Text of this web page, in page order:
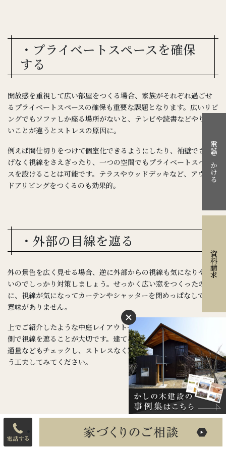
・プライベートスペースを確保
する
開放感を重視して広い部屋をつくる場合、家族がそれぞれ過ごせ
るプライベートスペースの確保も重要な課題となります。広いリビ
ングでもソファしか座る場所がないと、テレビや読書などやりた
いことが違うとストレスの原因に。
例えば間仕切りをつけて個室化できるようにしたり、袖壁でさり
げなく視線をさえぎったり、一つの空間でもプライベートスペー
スを設けることは可能です。テラスやウッドデッキなど、アウト
ドアリビングをつくるのも効果的。
・外部の目線を遮る
外の景色を広く見せる場合、逆に外部からの視線も気になりやす
いのでしっかり対策しましょう。せっかく広い窓をつくったの
に、視線が気になってカーテンやシャッターを閉めっぱなしでは
意味がありません。
上でご紹介したような中庭レイアウトや植栽・フェンスなど、外部
側で視線を遮ることが大切です。建てる前に土地の周辺環境や交
通量などもチェックし、ストレスなく窓からの景色を楽しめるよ
う工夫してみてください。
■まとめ：開放感アップの
電話をかける
資料請求